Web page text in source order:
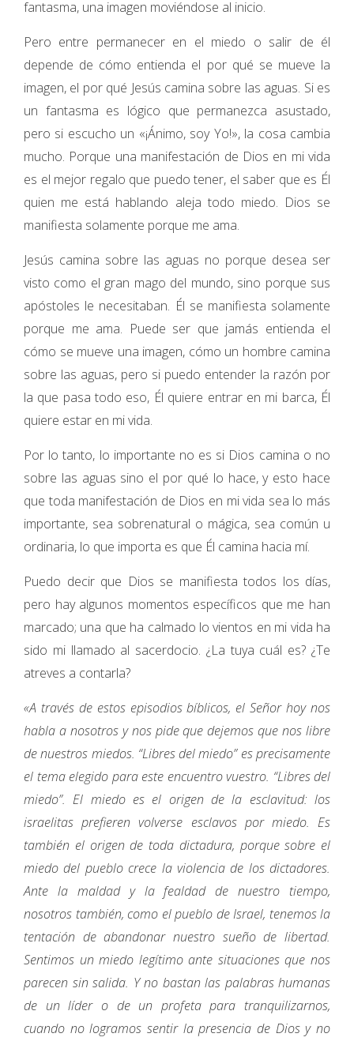
fantasma, una imagen moviéndose al inicio.
Pero entre permanecer en el miedo o salir de él
depende de cómo entienda el por qué se mueve la
imagen, el por qué Jesús camina sobre las aguas. Si es
un fantasma es lógico que permanezca asustado,
pero si escucho un «¡Ánimo, soy Yo!», la cosa cambia
mucho. Porque una manifestación de Dios en mi vida
es el mejor regalo que puedo tener, el saber que es Él
quien me está hablando aleja todo miedo. Dios se
manifiesta solamente porque me ama.
Jesús camina sobre las aguas no porque desea ser
visto como el gran mago del mundo, sino porque sus
apóstoles le necesitaban. Él se manifiesta solamente
porque me ama. Puede ser que jamás entienda el
cómo se mueve una imagen, cómo un hombre camina
sobre las aguas, pero si puedo entender la razón por
la que pasa todo eso, Él quiere entrar en mi barca, Él
quiere estar en mi vida.
Por lo tanto, lo importante no es si Dios camina o no
sobre las aguas sino el por qué lo hace, y esto hace
que toda manifestación de Dios en mi vida sea lo más
importante, sea sobrenatural o mágica, sea común u
ordinaria, lo que importa es que Él camina hacia mí.
Puedo decir que Dios se manifiesta todos los días,
pero hay algunos momentos específicos que me han
marcado; una que ha calmado lo vientos en mi vida ha
sido mi llamado al sacerdocio. ¿La tuya cuál es? ¿Te
atreves a contarla?
«A través de estos episodios bíblicos, el Señor hoy nos
habla a nosotros y nos pide que dejemos que nos libre
de nuestros miedos. “Libres del miedo” es precisamente
el tema elegido para este encuentro vuestro. “Libres del
miedo”. El miedo es el origen de la esclavitud: los
israelitas prefieren volverse esclavos por miedo. Es
también el origen de toda dictadura, porque sobre el
miedo del pueblo crece la violencia de los dictadores.
Ante la maldad y la fealdad de nuestro tiempo,
nosotros también, como el pueblo de Israel, tenemos la
tentación de abandonar nuestro sueño de libertad.
Sentimos un miedo legítimo ante situaciones que nos
parecen sin salida. Y no bastan las palabras humanas
de un líder o de un profeta para tranquilizarnos,
cuando no logramos sentir la presencia de Dios y no